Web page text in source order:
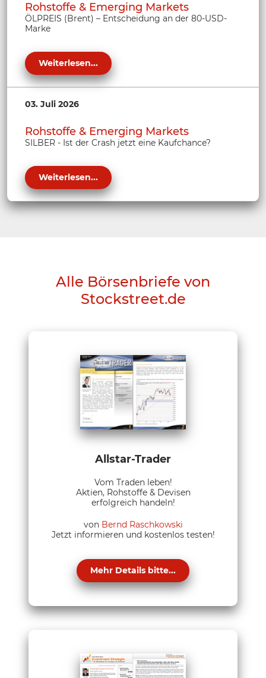
Rohstoffe & Emerging Markets
ÖLPREIS (Brent) – Entscheidung an der 80-USD-
Marke
Weiterlesen...
03. Juli 2026
Rohstoffe & Emerging Markets
SILBER - Ist der Crash jetzt eine Kaufchance?
Weiterlesen...
Alle Börsenbriefe von
Stockstreet.de
Allstar-Trader
Vom Traden leben!
Aktien, Rohstoffe & Devisen
erfolgreich handeln!
von Bernd Raschkowski
Jetzt informieren und kostenlos testen!
Mehr Details bitte...